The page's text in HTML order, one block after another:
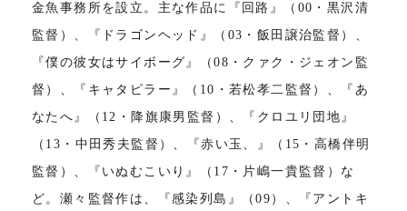
金魚事務所を設立。主な作品に『回路』（00・黒沢清
監督）、『ドラゴンヘッド』（03・飯田譲治監督）、
『僕の彼女はサイボーグ』（08・クァク・ジェオン監
督）、『キャタピラー』（10・若松孝二監督）、『あ
なたへ』（12・降旗康男監督）、『クロユリ団地』
（13・中田秀夫監督）、『赤い玉、』（15・高橋伴明
監督）、『いぬむこいり』（17・片嶋一貴監督）な
ど。瀬々監督作は、『感染列島』（09）、『アントキ